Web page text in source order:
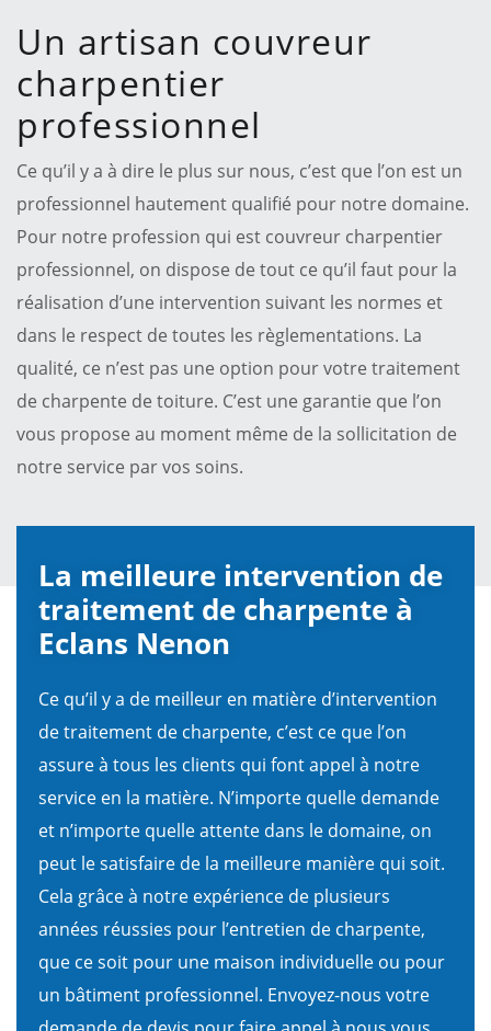
Un artisan couvreur
charpentier
professionnel
Ce qu’il y a à dire le plus sur nous, c’est que l’on est un
professionnel hautement qualifié pour notre domaine.
Pour notre profession qui est couvreur charpentier
professionnel, on dispose de tout ce qu’il faut pour la
réalisation d’une intervention suivant les normes et
dans le respect de toutes les règlementations. La
qualité, ce n’est pas une option pour votre traitement
de charpente de toiture. C’est une garantie que l’on
vous propose au moment même de la sollicitation de
notre service par vos soins.
La meilleure intervention de
traitement de charpente à
Eclans Nenon
Ce qu’il y a de meilleur en matière d’intervention
de traitement de charpente, c’est ce que l’on
assure à tous les clients qui font appel à notre
service en la matière. N’importe quelle demande
et n’importe quelle attente dans le domaine, on
peut le satisfaire de la meilleure manière qui soit.
Cela grâce à notre expérience de plusieurs
années réussies pour l’entretien de charpente,
que ce soit pour une maison individuelle ou pour
un bâtiment professionnel. Envoyez-nous votre